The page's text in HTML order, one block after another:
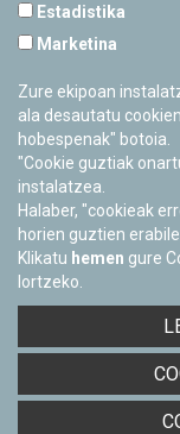
Estadistika
Marketina
Zure ekipoan
ala desautatu
hobespenak" botoia.
"Cookie guztiak
instalatzea.
Halaber, "cookieak
horien guztien
Klikatu hemen gure
lortzeko.